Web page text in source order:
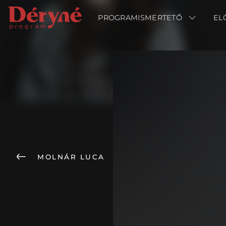
PROGRAMISMERTETŐ
PROGRAMISMERTETŐ
MOLNÁR LUCA